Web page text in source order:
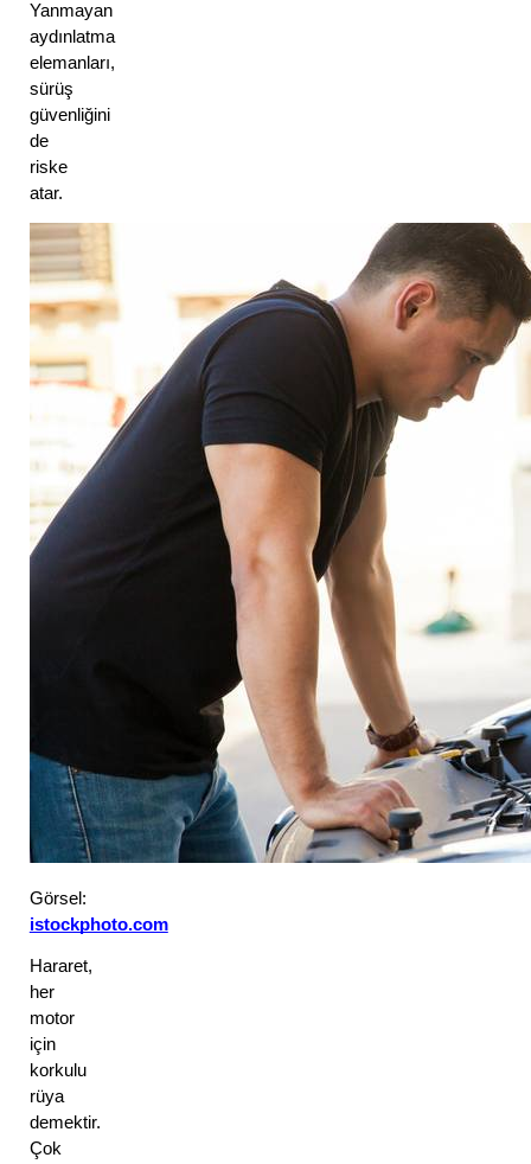
Yanmayan
aydınlatma
elemanları,
sürüş
güvenliğini
de
riske
atar.
istockphoto.com
Hararet,
her
motor
için
korkulu
rüya
demektir.
Çok